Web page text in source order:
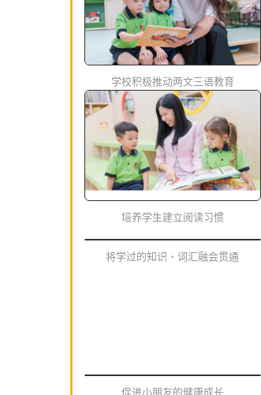
学校积极推动两文三语教育
培养学生建立阅读习惯
促进小朋友的健康成长